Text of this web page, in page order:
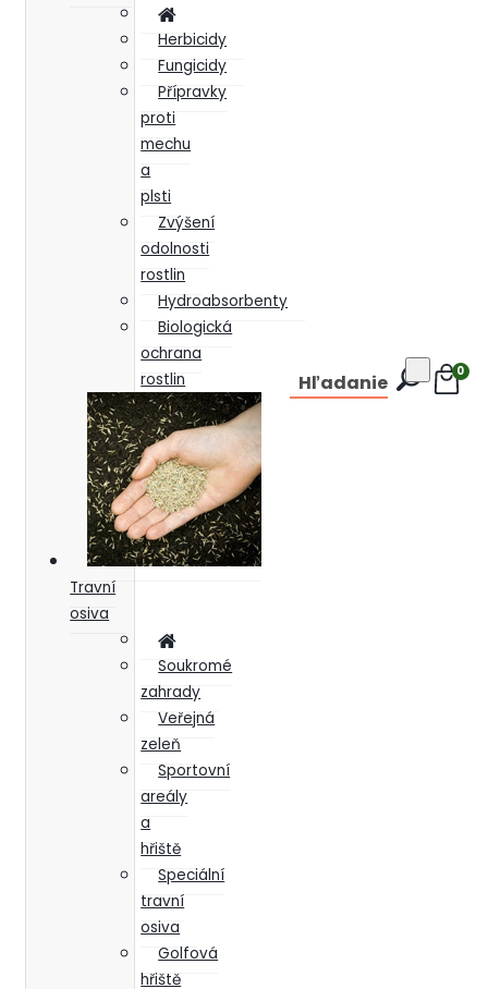
Herbicidy
Fungicidy
Přípravky
proti
mechu
a
plsti
Zvýšení
odolnosti
rostlin
Hydroabsorbenty
Biologická
ochrana
rostlin
Travní
osiva
Soukromé
zahrady
Veřejná
zeleň
Sportovní
areály
a
hřiště
Speciální
travní
osiva
Golfová
hřiště
Hľadanie 0